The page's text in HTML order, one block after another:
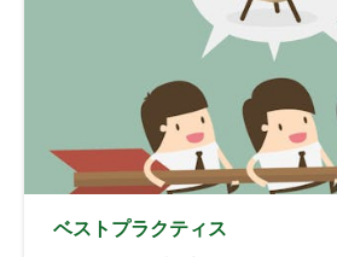
ベストプラクティス